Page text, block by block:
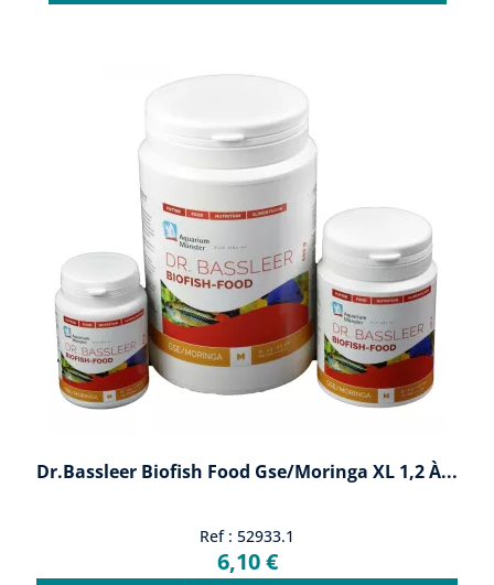
Dr.Bassleer Biofish Food Gse/moringa XL 1,2 À...
Ref : 52933.1
6,10 €